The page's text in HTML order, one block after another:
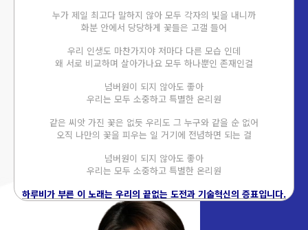
누가 제일 최고다 말하지 않아 모두 각자의 빛을 내니까
화분 안에서 당당하게 꽃들은 고갤 들어
우리 인생도 마찬가지야 저마다 다른 모습 인데
왜 서로 비교하며 살아가나요 모두 하나뿐인 존재인걸
넘버원이 되지 않아도 좋아
우리는 모두 소중하고 특별한 온리원
같은 씨앗 가진 꽃은 없듯 우리도 그 누구와 같을 순 없어
오직 나만의 꽃을 피우는 일 거기에 전념하면 되는 걸
넘버원이 되지 않아도 좋아
우리는 모두 소중하고 특별한 온리원
하루비가 부른 이 노래는 우리의 끝없는 도전과 기술혁신의 증표입니다.